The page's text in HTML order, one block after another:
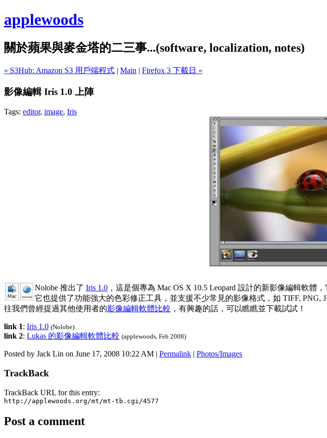
applewoods
關於蘋果與麥金塔的二三事...(software, localization, notes)
« S3Hub: Amazon S3 用戶端程式 | Main | Firefox 3 下載日 »
影像編輯 Iris 1.0 上陣
Tags: editor, image, Iris
Nolobe 推出了 Iris 1.0 ，這是個專為 Mac OS X 10.5 Leopard 設計的新影像編輯軟
它也提供了功能強大的色彩修正工具，並支援不少常見的影像格式，如 TIFF, PNG,
往我們曾經提過其他使用者的影像編輯軟體比較 ，有興趣的話，可以瞧瞧並下載試試！
link 1: Iris 1.0 (Nolobe)
link 2: Lukas 的影像編輯軟體比較 (applewoods, Feb 2008)
Posted by Jack Lin on June 17, 2008 10:22 AM | Permalink | Photos/Images
TrackBack
TrackBack URL for this entry:
http://applewoods.org/mt/mt-tb.cgi/4577
Post a comment